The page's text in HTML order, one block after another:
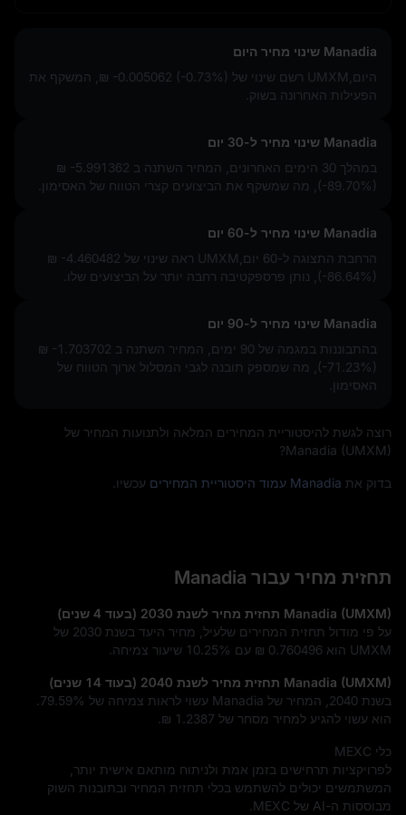
Manadia שינוי מחיר היום
היום,UMXM רשם שינוי של
₪ -0.005062 (-0.73%) , המשקף את
הפעילות האחרונה בשוק.
Manadia שינוי מחיר ל-30 יום
במהלך 30 הימים האחרונים, המחיר השתנה ב
₪ -5.991362
(-89.70%)
, מה שמשקף את הביצועים קצרי הטווח של האסימון.
Manadia שינוי מחיר ל-60 יום
הרחבת התצוגה ל-60 יום,UMXM ראה שינוי של
₪ -4.460482
(-86.64%)
, נותן פרספקטיבה רחבה יותר על הביצועים שלו.
Manadia שינוי מחיר ל-90 יום
בהתבוננות במגמה של 90 ימים, המחיר השתנה ב
₪ -1.703702
(-71.23%)
, מה שמספק תובנה לגבי המסלול ארוך הטווח של
האסימון.
רוצה לגשת להיסטוריית המחירים המלאה ולתנועות המחיר של
Manadia (UMXM)?
בדוק את Manadia עמוד היסטוריית המחירים עכשיו.
תחזית מחיר עבור Manadia
Manadia (UMXM) תחזית מחיר לשנת 2030 (בעוד 4 שנים)
על פי מודול תחזית המחירים שלעיל, מחיר היעד בשנת 2030 של
UMXM הוא
₪ 0.760496 עם 10.25% שיעור צמיחה.
Manadia (UMXM) תחזית מחיר לשנת 2040 (בעוד 14 שנים)
בשנת 2040, המחיר של Manadia עשוי לראות צמיחה של
79.59%
הוא עשוי להגיע למחיר מסחר של ₪ 1.2387
כלי MEXC
לפרויקציות תרחישים בזמן אמת ולניתוח מותאם אישית יותר,
המשתמשים יכולים להשתמש בכלי תחזית המחיר ובתובנות השוק
מבוססות ה-AI של MEXC.